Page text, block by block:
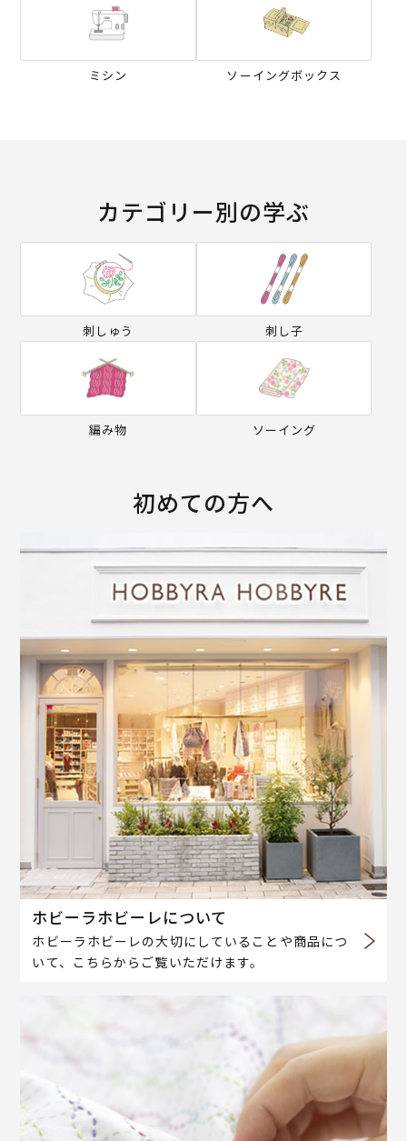
ミシン ソーイングボックス
カテゴリー別の学ぶ
刺しゅう 刺し子
編み物 ソーイング
初めての方へ
ホビーラホビーレについて
ホビーラホビーレの大切にしていることや商品につ
いて、こちらからご覧いただけます。